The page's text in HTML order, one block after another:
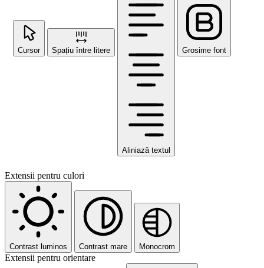
Cursor Spațiu între litere
Aliniază textul
Grosime font
Extensii pentru culori
Contrast luminos Contrast mare Monocrom
Extensii pentru orientare